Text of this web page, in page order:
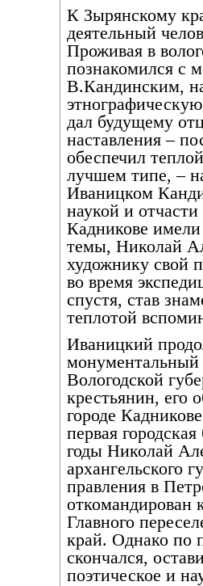
К Зырянскому
деятельный
Проживая в
познакомился с
В.Кандинским,
дал будущему
наставления –
обеспечил
лучшем типе, –
Иваницком
наукой и
Кадникове
темы, Николай
художнику свой
во время
спустя, став
теплотой
Иваницкий
монументальный
Вологодской
крестьянин, его
городе
первая
годы Николай
архангельского
правления в
откомандирован
Главного
край. Однако по
скончался,
поэтическое и